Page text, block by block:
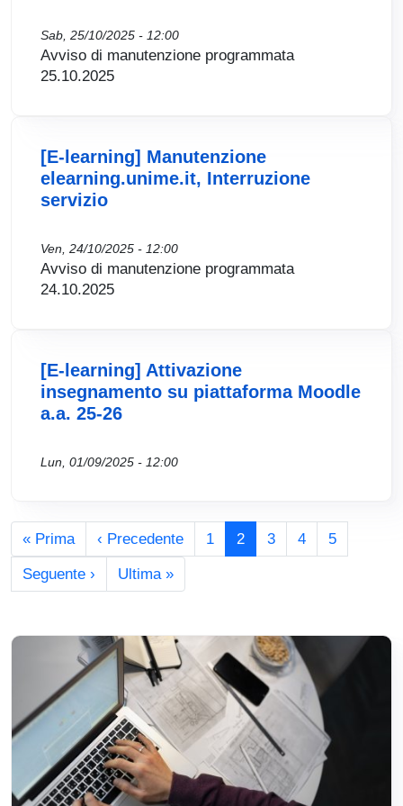
Sab, 25/10/2025 - 12:00
Avviso di manutenzione programmata
25.10.2025
[E-learning] Manutenzione
elearning.unime.it, Interruzione
servizio
Ven, 24/10/2025 - 12:00
Avviso di manutenzione programmata
24.10.2025
[E-learning] Attivazione
insegnamento su piattaforma Moodle
a.a. 25-26
Lun, 01/09/2025 - 12:00
Paginazione
« PrimaPrima pagina
‹ PrecedentePagina precedente
1 2 3 4
5
Seguente › Pagina successiva
Ultima »Ultima pagina